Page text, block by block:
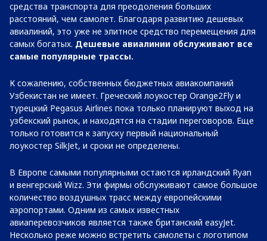
средства транспорта для преодоления больших
расстояний, чем самолет. Благодаря развитию дешевых
авиалиний, это уже не элитное средство перемещения для
самых богатых. Дешевые авиалинии обслуживают все
самые популярные трассы.
К сожалению, собственных бюджетных авиакомпаний
Узбекистан не имеет. Греческий лоукостер Orange2Fly и
турецкий Pegasus Airlines пока только планируют выход на
узбекский рынок, и находятся на стадии переговоров. Еще
только готовится к запуску первый национальный
лоукостер SilkJet, и сроки не определены.
В Европе самыми популярными остаются ирландский Ryan
и венгерский Wizz. Эти фирмы обслуживают самое большое
количество воздушных трасс между европейскими
аэропортами. Одним из самых известных
авиаперевозчиков является также британский easyJet.
Несколько реже можно встретить самолеты с логотипом